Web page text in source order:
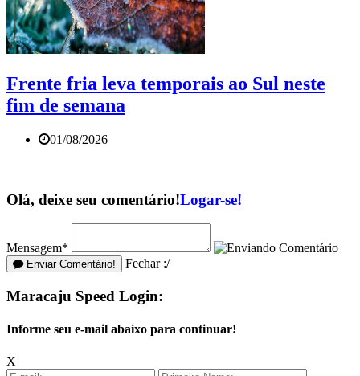
Frente fria leva temporais ao Sul neste
fim de semana
01/08/2026
Olá, deixe seu comentário!Logar-se!
Mensagem*
Enviar Comentário! Fechar :/
Maracaju Speed Login:
Informe seu e-mail abaixo para continuar!
X